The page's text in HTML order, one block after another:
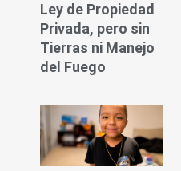
Ley de Propiedad
Privada, pero sin
Tierras ni Manejo
del Fuego